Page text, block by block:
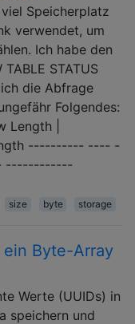
Speicherplatz
verwendet, um
Ich habe den
STATUS
die Abfrage
Folgendes:
Length |
---------- ---- -
------------
size byte storage
Byte-Array
Werte (UUIDs) in
speichern und